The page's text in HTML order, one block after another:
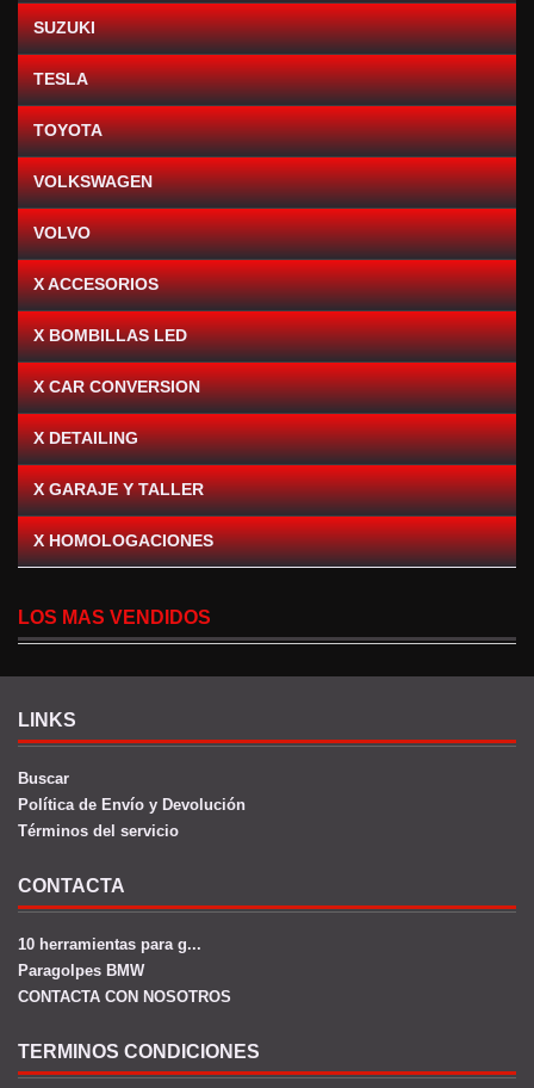
SUZUKI
TESLA
TOYOTA
VOLKSWAGEN
VOLVO
X ACCESORIOS
X BOMBILLAS LED
X CAR CONVERSION
X DETAILING
X GARAJE Y TALLER
X HOMOLOGACIONES
LOS MAS VENDIDOS
LINKS
Buscar
Política de Envío y Devolución
Términos del servicio
CONTACTA
10 herramientas para g...
Paragolpes BMW
CONTACTA CON NOSOTROS
TERMINOS CONDICIONES